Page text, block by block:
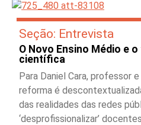
Seção: Entrevista
O Novo Ensino Médio e
científica
Para Daniel Cara, professor
reforma é
das realidades das redes
‘desprofissionalizar’